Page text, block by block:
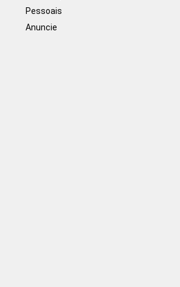
Pessoais
Anuncie